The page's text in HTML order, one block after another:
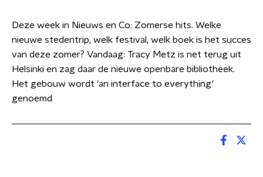
Deze week in Nieuws en Co: Zomerse hits. Welke
nieuwe stedentrip, welk festival, welk boek is het succes
van deze zomer? Vandaag: Tracy Metz is net terug uit
Helsinki en zag daar de nieuwe openbare bibliotheek.
Het gebouw wordt 'an interface to everything'
genoemd